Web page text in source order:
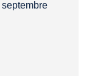
septembre